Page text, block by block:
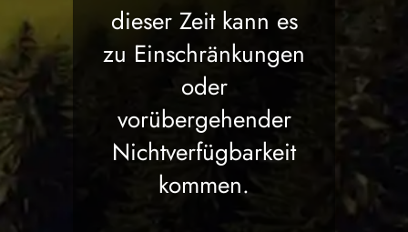
dieser Zeit kann es
zu Einschränkungen
oder
vorübergehender
Nichtverfügbarkeit
kommen.